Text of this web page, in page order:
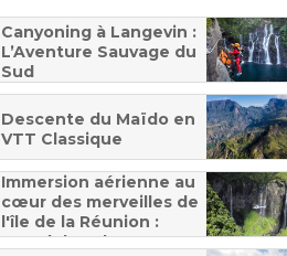
Canyoning à Langevin :
L’Aventure Sauvage du
Sud
Descente du Maïdo en
VTT Classique
Immersion aérienne au
cœur des merveilles de
l'île de la Réunion :
survol du volcan